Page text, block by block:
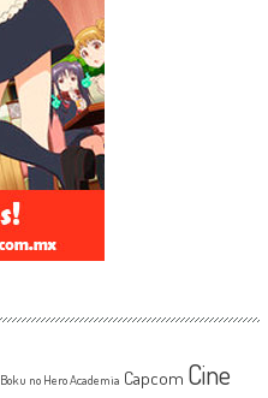
Boku no Hero Academia Capcom Cine